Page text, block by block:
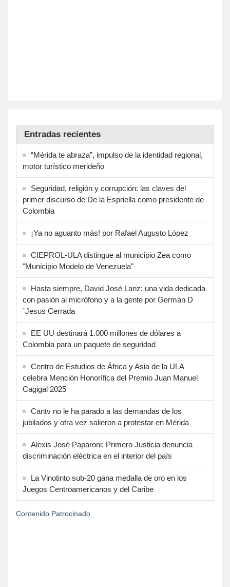
Entradas recientes
“Mérida te abraza”, impulso de la identidad regional,
motor turístico merideño
Seguridad, religión y corrupción: las claves del
primer discurso de De la Espriella como presidente de
Colombia
¡Ya no aguanto más! por Rafael Augusto López
CIEPROL-ULA distingue al municipio Zea como
"Municipio Modelo de Venezuela"
Hasta siempre, David José Lanz: una vida dedicada
con pasión al micrófono y a la gente por Germán D
´Jesus Cerrada
EE UU destinará 1.000 millones de dólares a
Colombia para un paquete de seguridad
Centro de Estudios de África y Asia de la ULA
celebra Mención Honorífica del Premio Juan Manuel
Cagigal 2025
Cantv no le ha parado a las demandas de los
jubilados y otra vez salieron a protestar en Mérida
Alexis José Paparoni: Primero Justicia denuncia
discriminación eléctrica en el interior del país
La Vinotinto sub-20 gana medalla de oro en los
Juegos Centroamericanos y del Caribe
Contenido Patrocinado